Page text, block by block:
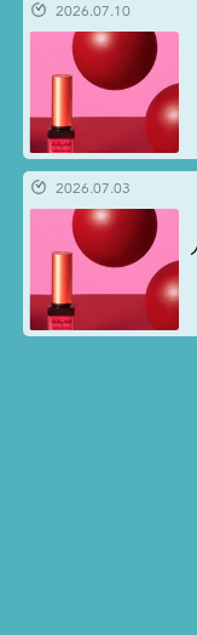
2026.07.10
2026.07.03